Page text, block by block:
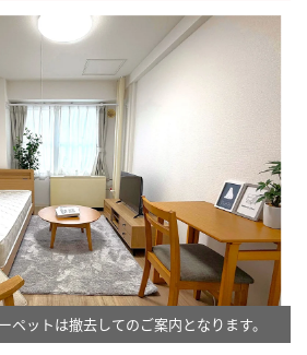
ットは撤去してのご案内となります。